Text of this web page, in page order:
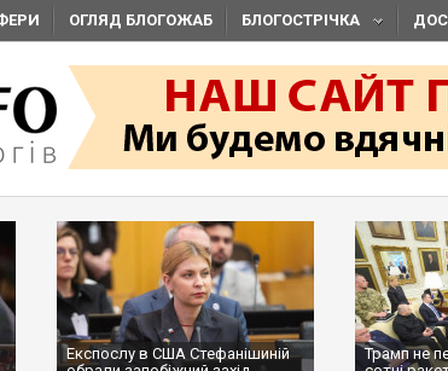
ОГЛЯД БЛОГОЖАБ БЛОГОСТРІЧКА
Експослу в США Стефанішиній
Трамп не